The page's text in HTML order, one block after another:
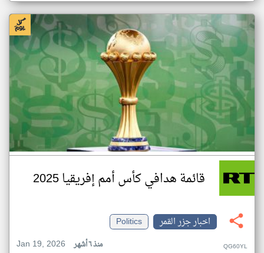
قائمة هدافي كأس أمم إفريقيا 2025
اخبار جزر القمر
Politics
Jan 19, 2026
منذ ٦ أشهر QG60YL